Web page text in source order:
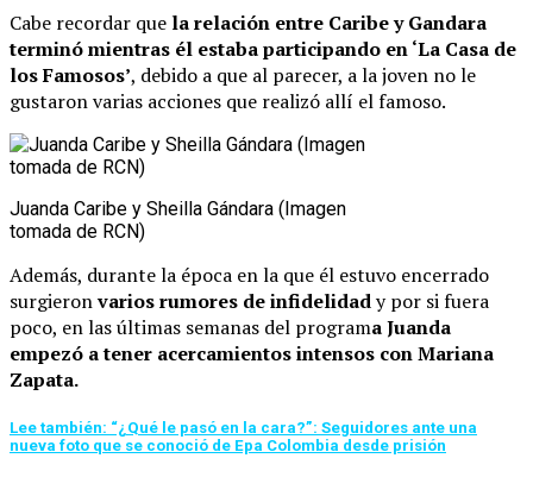
Cabe recordar que la relación entre Caribe y Gandara
terminó mientras él estaba participando en ‘La Casa de
los Famosos’, debido a que al parecer, a la joven no le
gustaron varias acciones que realizó allí el famoso.
Juanda Caribe y Sheilla Gándara (Imagen
tomada de RCN)
Además, durante la época en la que él estuvo encerrado
surgieronvarios rumores de infidelidady por si fuera
poco, en las últimas semanas del programa Juanda
empezó a tener acercamientos intensos con Mariana
Zapata.
Lee también: “¿Qué le pasó en la cara?”: Seguidores ante una
nueva foto que se conoció de Epa Colombia desde prisión